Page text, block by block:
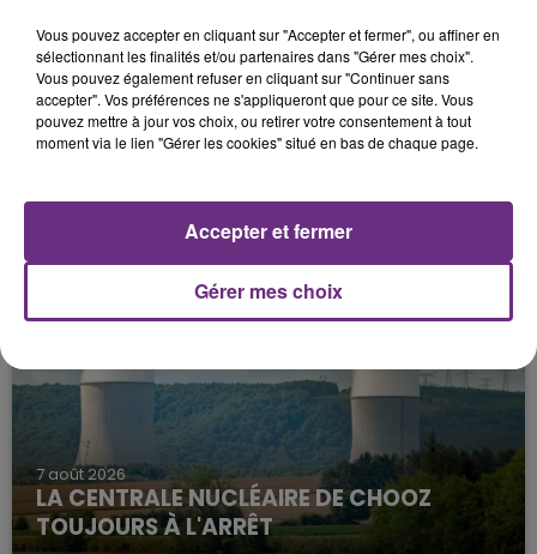
11h06
JAMAIS SANS MON FRÈRE
mois. Sa sœur poursuit ses recherches pour le
retrouver.
7 août 2026
LA CENTRALE NUCLÉAIRE DE CHOOZ
TOUJOURS À L'ARRÊT
Vous pouvez accepter en cliquant sur "Accepter et fermer", ou affiner en
sélectionnant les finalités et/ou partenaires dans "Gérer mes choix".
Vous pouvez également refuser en cliquant sur "Continuer sans
accepter". Vos préférences ne s'appliqueront que pour ce site. Vous
pouvez mettre à jour vos choix, ou retirer votre consentement à tout
moment via le lien "Gérer les cookies" situé en bas de chaque page.
Gérer mes choix
Accepter et fermer